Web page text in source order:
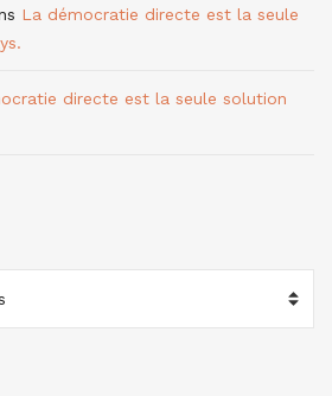
La démocratie directe est la seule
directe est la seule solution